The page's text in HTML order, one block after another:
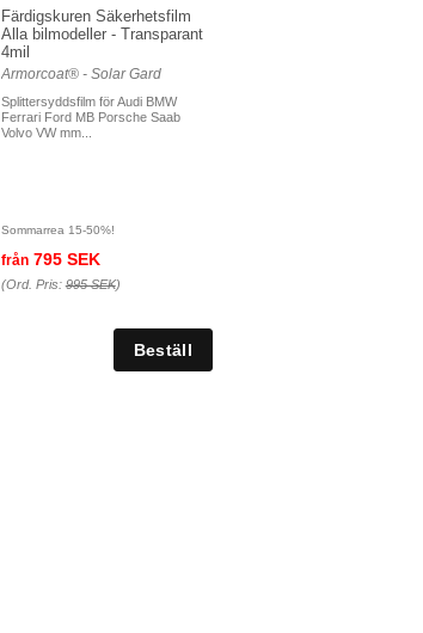
Färdigskuren Säkerhetsfilm
Alla bilmodeller - Transparant
4mil
Armorcoat® - Solar Gard
Splittersyddsfilm för Audi BMW
Ferrari Ford MB Porsche Saab
Volvo VW mm...
Sommarrea 15-50%!
från795 SEK
(Ord. Pris:995 SEK)